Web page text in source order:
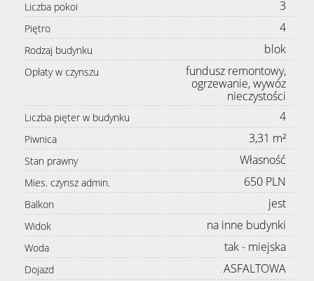
Liczba pokoi 3
Piętro 4
Rodzaj budynku blok
Opłaty w czynszu
fundusz remontowy,
ogrzewanie, wywóz
nieczystości
Liczba pięter w budynku 4
Piwnica 3,31 m²
Stan prawny Własność
Mies. czynsz admin. 650 PLN
Balkon jest
Widok na inne budynki
Woda tak - miejska
Dojazd ASFALTOWA